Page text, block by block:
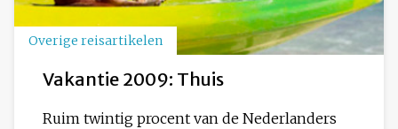
Overige reisartikelen
Vakantie 2009: Thuis
Ruim twintig procent van de Nederlanders